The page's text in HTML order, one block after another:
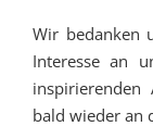
Wir bedanken
Interesse an
bald wieder an